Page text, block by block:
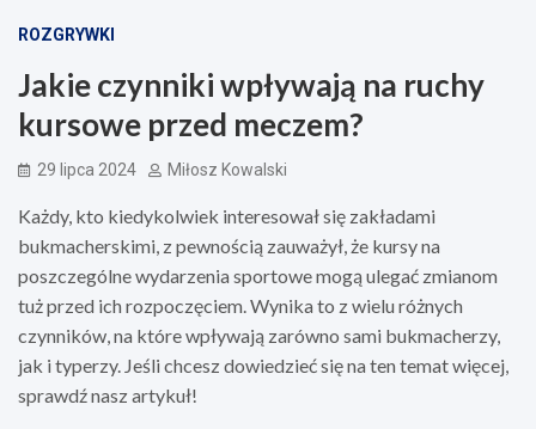
ROZGRYWKI
Jakie czynniki wpływają na ruchy
kursowe przed meczem?
29 lipca 2024 Miłosz Kowalski
Każdy, kto kiedykolwiek interesował się zakładami
bukmacherskimi, z pewnością zauważył, że kursy na
poszczególne wydarzenia sportowe mogą ulegać zmianom
tuż przed ich rozpoczęciem. Wynika to z wielu różnych
czynników, na które wpływają zarówno sami bukmacherzy,
jak i typerzy. Jeśli chcesz dowiedzieć się na ten temat więcej,
sprawdź nasz artykuł!